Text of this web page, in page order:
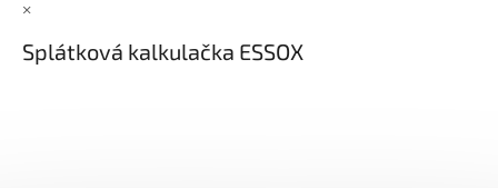
×
Splátková kalkulačka ESSOX